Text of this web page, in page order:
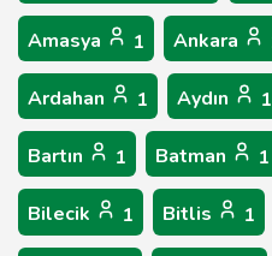
Amasya 1 Ankara
Ardahan 1 Aydın 1
Bartın 1 Batman 1
Bilecik 1 Bitlis 1